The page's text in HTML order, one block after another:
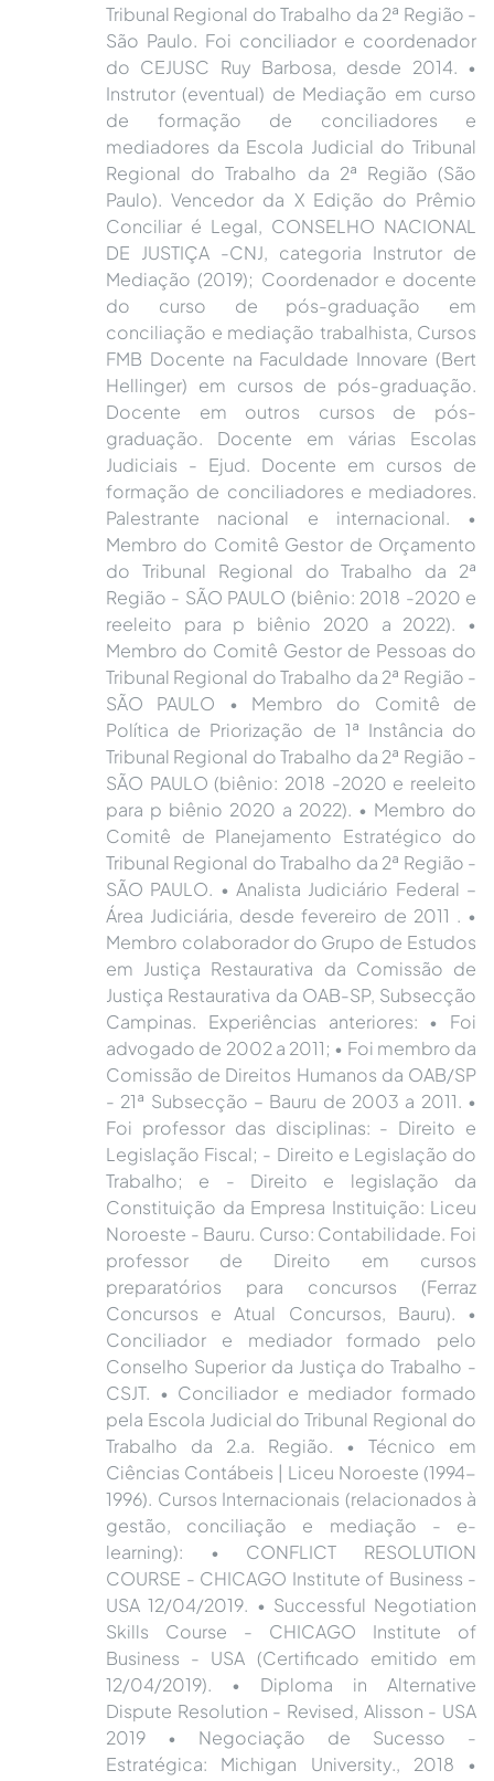
Tribunal Regional do Trabalho da 2ª Região -
São Paulo. Foi conciliador e coordenador
do CEJUSC Ruy Barbosa, desde 2014. •
Instrutor (eventual) de Mediação em curso
de formação de conciliadores e
mediadores da Escola Judicial do Tribunal
Regional do Trabalho da 2ª Região (São
Paulo). Vencedor da X Edição do Prêmio
Conciliar é Legal, CONSELHO NACIONAL
DE JUSTIÇA -CNJ, categoria Instrutor de
Mediação (2019); Coordenador e docente
do curso de pós-graduação em
conciliação e mediação trabalhista, Cursos
FMB Docente na Faculdade Innovare (Bert
Hellinger) em cursos de pós-graduação.
Docente em outros cursos de pós-
graduação. Docente em várias Escolas
Judiciais - Ejud. Docente em cursos de
formação de conciliadores e mediadores.
Palestrante nacional e internacional. •
Membro do Comitê Gestor de Orçamento
do Tribunal Regional do Trabalho da 2ª
Região - SÃO PAULO (biênio: 2018 -2020 e
reeleito para p biênio 2020 a 2022). •
Membro do Comitê Gestor de Pessoas do
Tribunal Regional do Trabalho da 2ª Região -
SÃO PAULO • Membro do Comitê de
Política de Priorização de 1ª Instância do
Tribunal Regional do Trabalho da 2ª Região -
SÃO PAULO (biênio: 2018 -2020 e reeleito
para p biênio 2020 a 2022). • Membro do
Comitê de Planejamento Estratégico do
Tribunal Regional do Trabalho da 2ª Região -
SÃO PAULO. • Analista Judiciário Federal –
Área Judiciária, desde fevereiro de 2011 . •
Membro colaborador do Grupo de Estudos
em Justiça Restaurativa da Comissão de
Justiça Restaurativa da OAB-SP, Subsecção
Campinas. Experiências anteriores: • Foi
advogado de 2002 a 2011; • Foi membro da
Comissão de Direitos Humanos da OAB/SP
- 21ª Subsecção – Bauru de 2003 a 2011. •
Foi professor das disciplinas: - Direito e
Legislação Fiscal; - Direito e Legislação do
Trabalho; e - Direito e legislação da
Constituição da Empresa Instituição: Liceu
Noroeste - Bauru. Curso: Contabilidade. Foi
professor de Direito em cursos
preparatórios para concursos (Ferraz
Concursos e Atual Concursos, Bauru). •
Conciliador e mediador formado pelo
Conselho Superior da Justiça do Trabalho -
CSJT. • Conciliador e mediador formado
pela Escola Judicial do Tribunal Regional do
Trabalho da 2.a. Região. • Técnico em
Ciências Contábeis | Liceu Noroeste (1994-
1996). Cursos Internacionais (relacionados à
gestão, conciliação e mediação - e-
learning): • CONFLICT RESOLUTION
COURSE - CHICAGO Institute of Business -
USA 12/04/2019. • Successful Negotiation
Skills Course - CHICAGO Institute of
Business - USA (Certificado emitido em
12/04/2019). • Diploma in Alternative
Dispute Resolution - Revised, Alisson - USA
2019 • Negociação de Sucesso -
Estratégica: Michigan University., 2018 •